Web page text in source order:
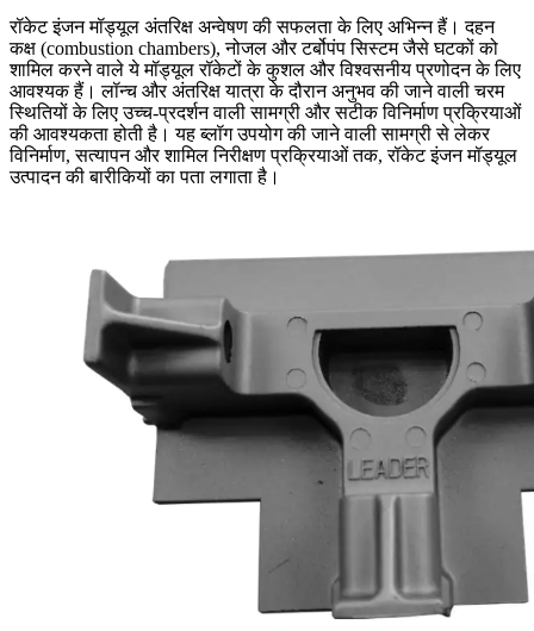
रॉकेट इंजन मॉड्यूल अंतरिक्ष अन्वेषण की सफलता के लिए अभिन्न हैं। दहन
कक्ष (combustion chambers), नोजल और टर्बोपंप सिस्टम जैसे घटकों को
शामिल करने वाले ये मॉड्यूल रॉकेटों के कुशल और विश्वसनीय प्रणोदन के लिए
आवश्यक हैं। लॉन्च और अंतरिक्ष यात्रा के दौरान अनुभव की जाने वाली चरम
स्थितियों के लिएउच्च-प्रदर्शन वाली सामग्री और सटीक विनिर्माण प्रक्रियाओं
की आवश्यकता होती है। यह ब्लॉगउपयोग की जाने वाली सामग्रीसे लेकर
विनिर्माण,सत्यापनऔर शामिलनिरीक्षणप्रक्रियाओं तक, रॉकेट इंजन मॉड्यूल
उत्पादन की बारीकियों का पता लगाता है।